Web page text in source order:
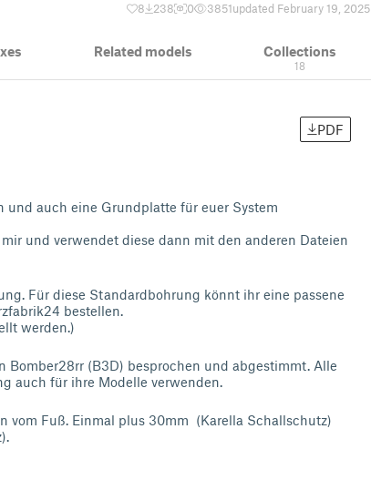
8 238 0 3851updated February 19, 2025
Related models Collections
18
PDF
auch eine Grundplatte für euer System
und verwendet diese dann mit den anderen Dateien
Für diese Standardbohrung könnt ihr eine passene
bestellen.
werden.)
(B3D) besprochen und abgestimmt. Alle
auch für ihre Modelle verwenden.
vom Fuß. Einmal plus 30mm (Karella Schallschutz)